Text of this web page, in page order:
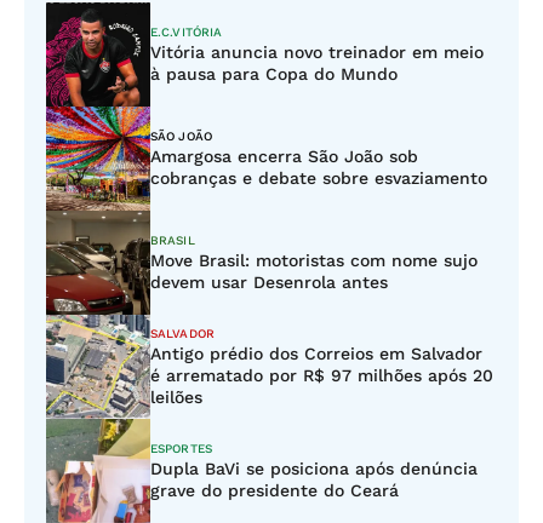
E.C.VITÓRIA
Vitória anuncia novo treinador em meio
à pausa para Copa do Mundo
SÃO JOÃO
Amargosa encerra São João sob
cobranças e debate sobre esvaziamento
BRASIL
Move Brasil: motoristas com nome sujo
devem usar Desenrola antes
SALVADOR
Antigo prédio dos Correios em Salvador
é arrematado por R$ 97 milhões após 20
leilões
ESPORTES
Dupla BaVi se posiciona após denúncia
grave do presidente do Ceará